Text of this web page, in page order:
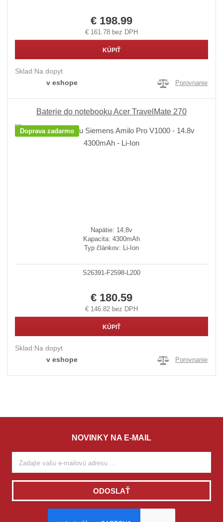
€ 198.99
€ 161.78 bez DPH
KÚPIŤ
Sklad:Na dopyt
v eshope
Porovnanie
Baterie do notebooku Acer TravelMate 270
Doprava zadarmo
Napätie: 14,8v
Kapacita: 4300mAh
Typ článkov: Li-Ion
S26391-F2598-L200
€ 180.59
€ 146.82 bez DPH
KÚPIŤ
Sklad:Na dopyt
v eshope
Porovnanie
NOVINKY NA E-MAIL
ODOSLAŤ